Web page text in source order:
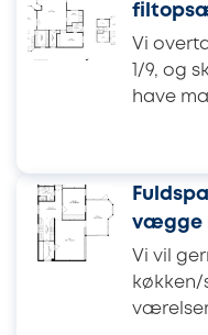
Vi
1/9, og
have
vægge
Vi vil
køkken/